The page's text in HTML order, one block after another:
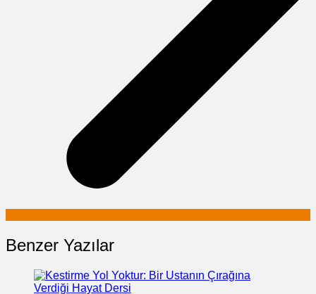
Benzer Yazılar